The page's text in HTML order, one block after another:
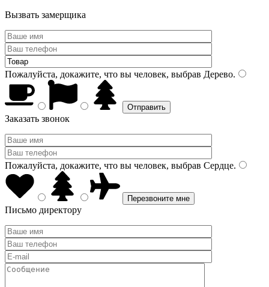
Вызвать замерщика
Пожалуйста, докажите, что вы человек, выбрав Дерево.
Заказать звонок
Пожалуйста, докажите, что вы человек, выбрав Сердце.
Письмо директору